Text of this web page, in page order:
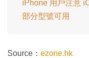
iPhone 用戶注意
部分型號可用
Source： ezone.hk